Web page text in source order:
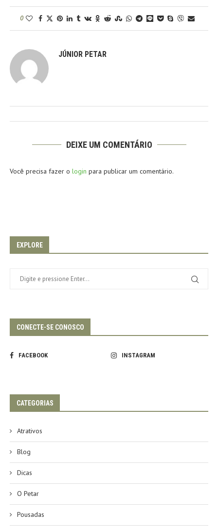
0
JÚNIOR PETAR
DEIXE UM COMENTÁRIO
Você precisa fazer o login para publicar um comentário.
EXPLORE
CONECTE-SE CONOSCO
FACEBOOK INSTAGRAM
CATEGORIAS
Atrativos
Blog
Dicas
O Petar
Pousadas